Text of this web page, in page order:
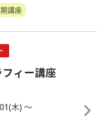
講座
ィー講座
(木)～